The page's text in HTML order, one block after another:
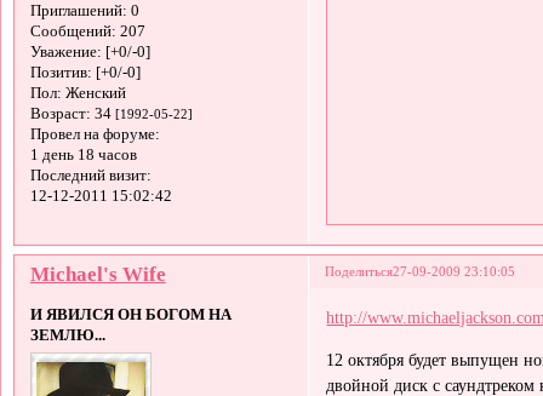
Приглашений: 0
Сообщений: 207
Уважение: [+0/-0]
Позитив: [+0/-0]
Пол: Женский
Возраст: 34 [1992-05-22]
Провел на форуме:
1 день 18 часов
Последний визит:
12-12-2011 15:02:42
Поделиться27-09-2009 23:10:05
Michael's Wife
И ЯВИЛСЯ ОН БОГОМ НА
ЗЕМЛЮ...
http://
12 октября будет выпущен
двойной диск с